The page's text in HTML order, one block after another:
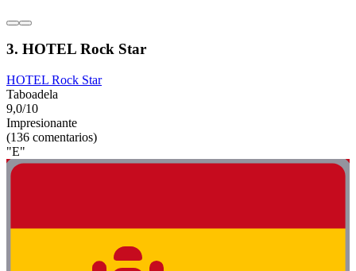
3. HOTEL Rock Star
HOTEL Rock Star
Taboadela
9,0/10
Impresionante
(136 comentarios)
"E"